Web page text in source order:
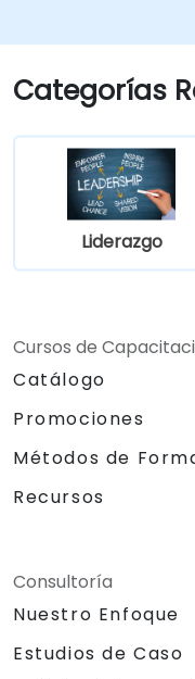
Categorías
Liderazgo
Cursos de
Catálogo
Promociones
Métodos de
Recursos
Consultoría
Nuestro Enfoque
Estudios de Caso